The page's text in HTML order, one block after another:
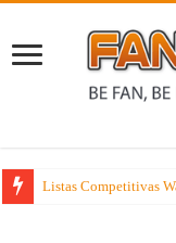
Nuev novela de la